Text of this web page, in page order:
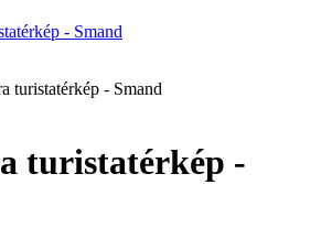
- Smand
turistatérkép -